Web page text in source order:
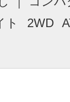
ト 2WD